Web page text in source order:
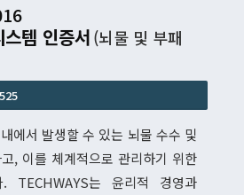
템 인증서(뇌물 및 부패
에서 발생할 수 있는 뇌물 수수 및
, 이를 체계적으로 관리하기 위한
. TECHWAYS는 윤리적 경영과